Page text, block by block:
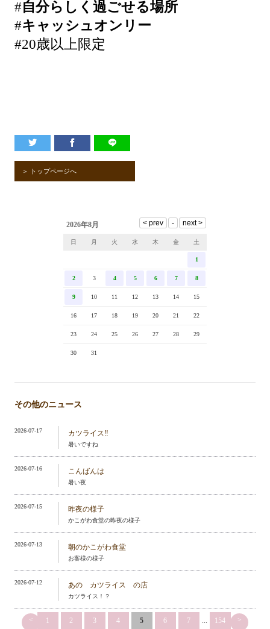
#自分らしく過ごせる場所
#キャッシュオンリー
#20歳以上限定
＞ トップページへ
2026年8月
日 月 火 水 木 金 土
1
2 3 4 5 6 7 8
9 10 11 12 13 14 15
16 17 18 19 20 21 22
23 24 25 26 27 28 29
30 31
その他のニュース
2026-07-17 カツライス‼️
暑いですね
2026-07-16 こんばんは
暑い夜
2026-07-15 昨夜の様子
かこがわ食堂の昨夜の様子
2026-07-13 朝のかこがわ食堂
お客様の様子
2026-07-12 あの カツライス の店
カツライス！？
< 1 2 3 4 5 6 7 ... 154 >